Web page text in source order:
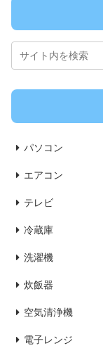
パソコン
エアコン
テレビ
冷蔵庫
洗濯機
炊飯器
空気清浄機
電子レンジ